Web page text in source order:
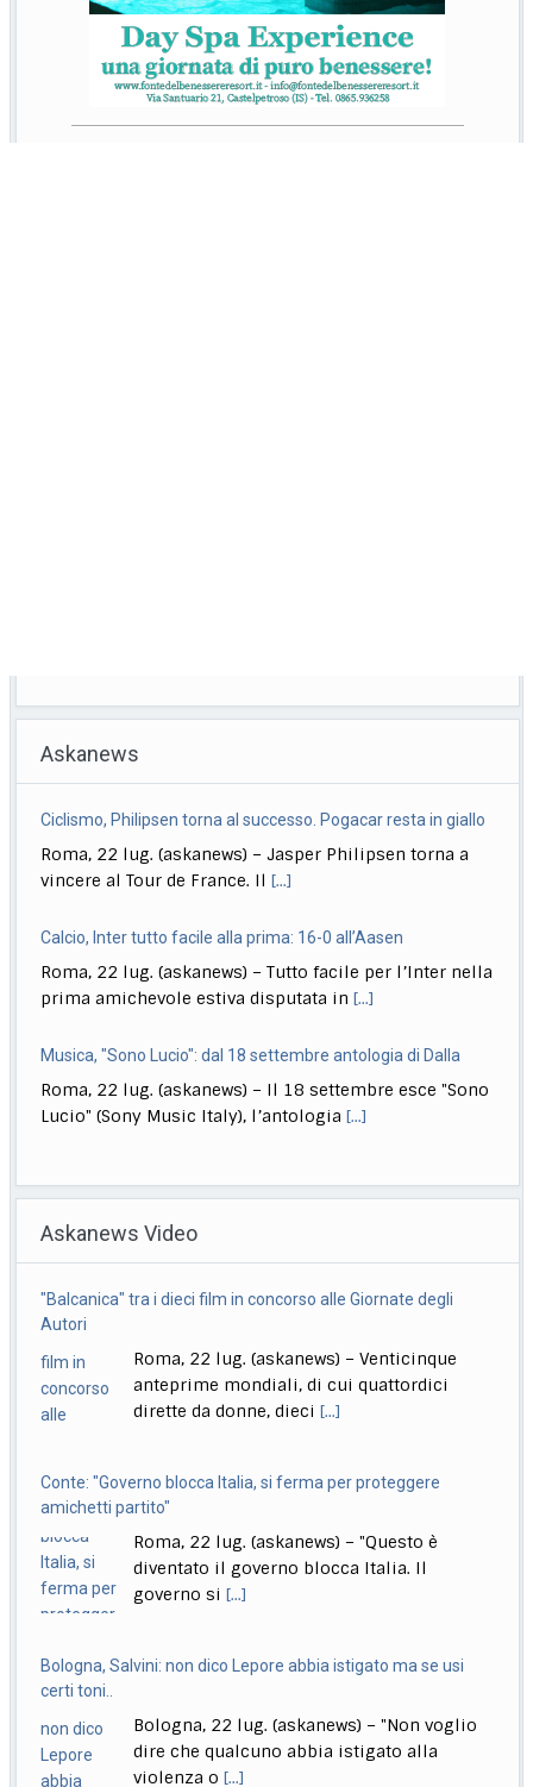
Askanews
Ciclismo, Philipsen torna al successo. Pogacar resta in giallo
Roma, 22 lug. (askanews) – Jasper Philipsen torna a
vincere al Tour de France. Il[...]
Calcio, Inter tutto facile alla prima: 16-0 all’Aasen
Roma, 22 lug. (askanews) – Tutto facile per l’Inter nella
prima amichevole estiva disputata in[...]
Musica, "Sono Lucio": dal 18 settembre antologia di Dalla
Roma, 22 lug. (askanews) – Il 18 settembre esce "Sono
Lucio" (Sony Music Italy), l’antologia[...]
all’attacco in Parlamento
Roma, 22 lug. (askanews) – Opposizioni all’attacco in
Parlamento per la decisione della Giunta delle[...]
Calcio, sorteggiato calendario di B, la prima giornata
Roma, 22 lug. (askanews) – La Serie B 2026/27
prenderà il via il 22 agosto[...]
Askanews Video
"Balcanica" tra i dieci film in concorso alle Giornate degli
Autori
Roma, 22 lug. (askanews) – Venticinque
anteprime mondiali, di cui quattordici
dirette da donne, dieci[...]
Conte: "Governo blocca Italia, si ferma per proteggere
amichetti partito"
Roma, 22 lug. (askanews) – "Questo è
diventato il governo blocca Italia. Il
governo si[...]
Bologna, Salvini: non dico Lepore abbia istigato ma se usi
certi toni..
Bologna, 22 lug. (askanews) – "Non voglio
dire che qualcuno abbia istigato alla
violenza o[...]